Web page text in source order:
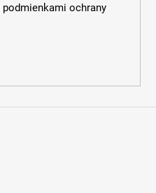
podmienkami ochrany